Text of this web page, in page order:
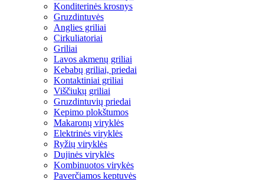
Konditerinės krosnys
Gruzdintuvės
Anglies griliai
Cirkuliatoriai
Griliai
Lavos akmenų griliai
Kebabų griliai, priedai
Kontaktiniai griliai
Viščiukų griliai
Gruzdintuvių priedai
Kepimo plokštumos
Makaronų viryklės
Elektrinės viryklės
Ryžių viryklės
Dujinės viryklės
Kombinuotos virykės
Paverčiamos keptuvės